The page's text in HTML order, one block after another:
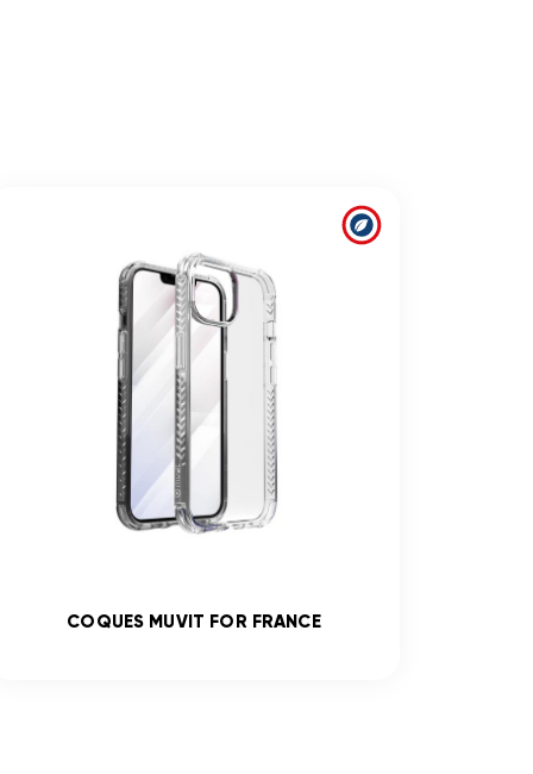
COQUES MUVIT FOR FRANCE